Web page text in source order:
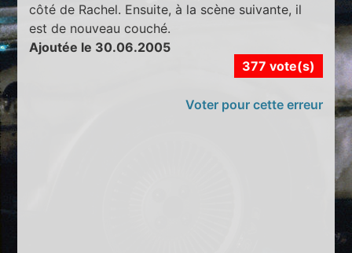
côté de Rachel. Ensuite, à la scène suivante, il
est de nouveau couché.
Ajoutée le 30.06.2005
377 vote(s)
Voter pour cette erreur